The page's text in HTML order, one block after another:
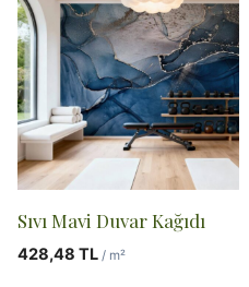
Sıvı Mavi Duvar Kağıdı
428,48 TL / m²